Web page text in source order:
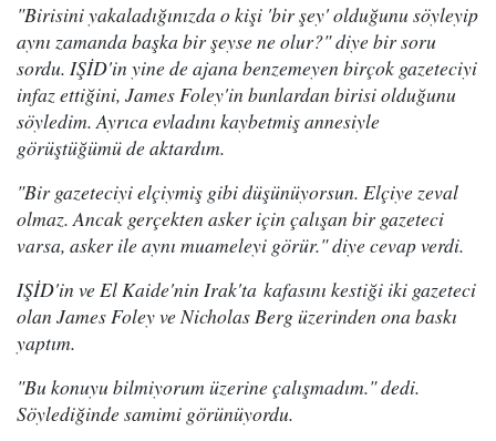
"Birisini yakaladığınızda o kişi 'bir şey' olduğunu söyleyip
aynı zamanda başka bir şeyse ne olur?" diye bir soru
sordu. IŞİD'in yine de ajana benzemeyen birçok gazeteciyi
infaz ettiğini, James Foley'in bunlardan birisi olduğunu
söyledim. Ayrıca evladını kaybetmiş annesiyle
görüştüğümü de aktardım.
"Bir gazeteciyi elçiymiş gibi düşünüyorsun. Elçiye zeval
olmaz. Ancak gerçekten asker için çalışan bir gazeteci
varsa, asker ile aynı muameleyi görür." diye cevap verdi.
IŞİD'in ve El Kaide'nin Irak'ta kafasını kestiği iki gazeteci
olan James Foley ve Nicholas Berg üzerinden ona baskı
yaptım.
"Bu konuyu bilmiyorum üzerine çalışmadım." dedi.
Söylediğinde samimi görünüyordu.